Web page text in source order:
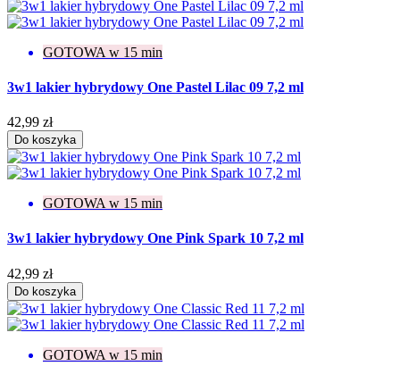
GOTOWA w 15 min
3w1 lakier hybrydowy One Pastel Lilac 09 7,2 ml
42,99 zł
Do koszyka
GOTOWA w 15 min
3w1 lakier hybrydowy One Pink Spark 10 7,2 ml
42,99 zł
Do koszyka
GOTOWA w 15 min